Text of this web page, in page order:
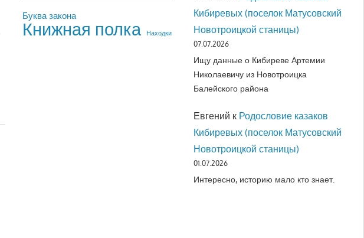
Буква закона
Книжная полка Находки
Кибиревых (поселок Матусовский
Новотроицкой станицы)
07.07.2026
Ищу данные о Кибиреве Артемии
Николаевичу из Новотроицка
Балейского района
Евгений к Родословие казаков
Кибиревых (поселок Матусовский
Новотроицкой станицы)
01.07.2026
Интересно, историю мало кто знает.